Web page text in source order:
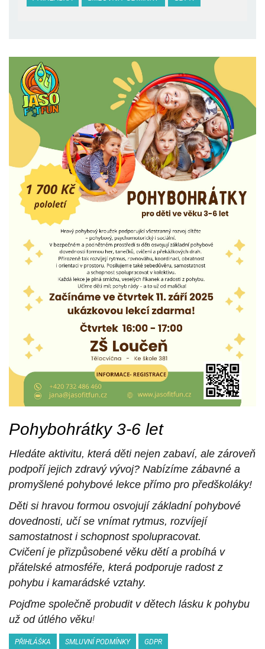
Pohybohrátky 3-6 let
Hledáte aktivitu, která děti nejen zabaví, ale zároveň
podpoří jejich zdravý vývoj? Nabízíme zábavné a
promyšlené pohybové lekce přímo pro předškoláky!
Děti si hravou formou osvojují základní pohybové
dovednosti, učí se vnímat rytmus, rozvíjejí
samostatnost i schopnost spolupracovat.
Cvičení je přizpůsobené věku dětí a probíhá v
přátelské atmosféře, která podporuje radost z
pohybu i kamarádské vztahy.
Pojďme společně probudit v dětech lásku k pohybu
už od útlého věku!
PŘIHLÁŠKA SMLUVNÍ PODMÍNKY GDPR